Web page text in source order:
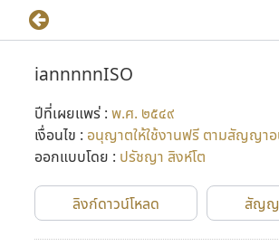
iannnnnISO
ปีที่เผยแพร่ : พ.ศ. ๒๕๔๙
เงื่อนไข : อนุญาตให้ใช้งานฟรี ตามสัญญา
ออกแบบโดย : ปรัชญา สิงห์โต
ลิงก์ดาวน์โหลด สัญญ